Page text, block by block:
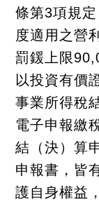
條第3項規
度適用之營
罰鍰上限
以投資有價
事業所得稅
電子申報繳
結（決）算
申報書，皆
護自身權益